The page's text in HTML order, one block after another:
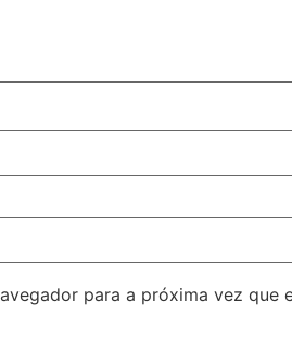
para a próxima vez que